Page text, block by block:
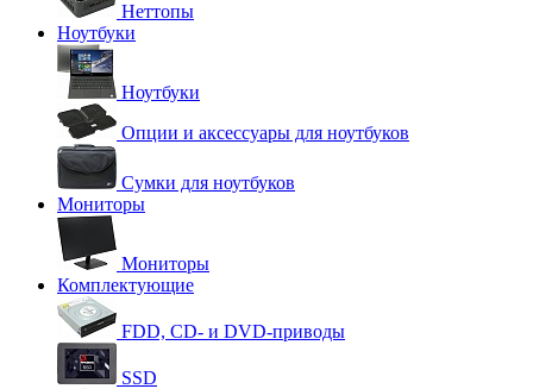
Неттопы
Ноутбуки
Ноутбуки
Опции и аксессуары для ноутбуков
Сумки для ноутбуков
Мониторы
Мониторы
Комплектующие
FDD, CD- и DVD-приводы
SSD